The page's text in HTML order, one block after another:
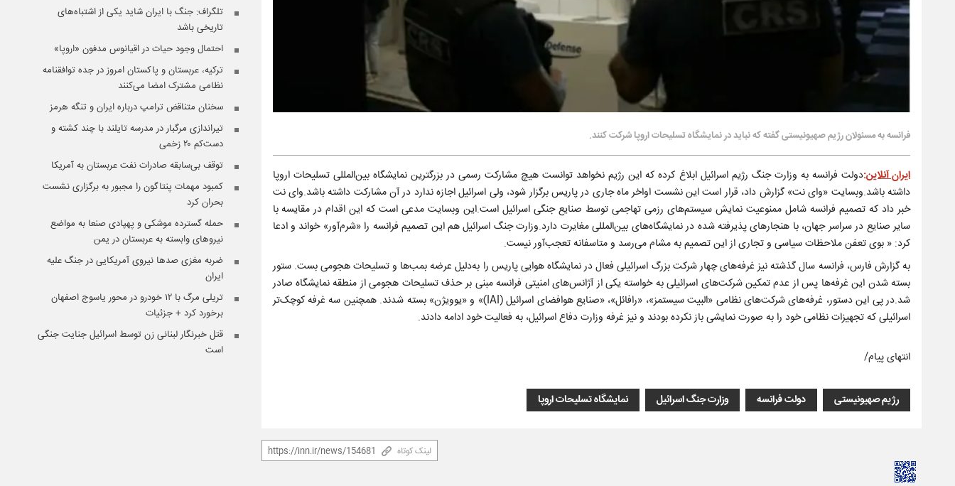
فرانسه به مسئولان رژیم صهیونیستی گفته که نباید در نمایشگاه تسلیحات اروپا شرکت کنند.
ایران آنلاین:دولت فرانسه به وزارت جنگ رژیم اسرائیل ابلاغ کرده که این رژیم نخواهد توانست هیچ مشارکت رسمی در بزرگترین نمایشگاه بین‌المللی تسلیحات اروپا
داشته باشد.وبسایت «وای نت» گزارش داد، قرار است این نشست اواخر ماه جاری در پاریس برگزار شود، ولی اسرائیل اجازه ندارد در آن مشارکت داشته باشد.وای نت
خبر داد که تصمیم فرانسه شامل ممنوعیت نمایش سیستم‌های رزمی تهاجمی توسط صنایع جنگی اسرائیل است.این وبسایت مدعی است که این اقدام در مقایسه با
سایر صنایع در سراسر جهان، با هنجارهای پذیرفته شده در نمایشگاه‌های بین‌المللی مغایرت دارد.وزارت جنگ اسرائیل هم این تصمیم فرانسه را «شرم‌آور» خواند و ادعا
کرد: « بوی تعفن ملاحظات سیاسی و تجاری از این تصمیم به مشام می‌رسد و متاسفانه تعجب‌آور نیست.
به گزارش فارس، فرانسه سال گذشته نیز غرفه‌های چهار شرکت بزرگ اسرائیلی فعال در نمایشگاه هوایی پاریس را به‌دلیل عرضه بمب‌ها و تسلیحات هجومی بست. ستور
بسته شدن این غرفه‌ها پس از عدم تمکین شرکت‌های اسرائیلی به خواسته یکی از آژانس‌های امنیتی فرانسه مبنی بر حذف تسلیحات هجومی از منطقه نمایشگاه صادر
شد.در پی این دستور، غرفه‌های شرکت‌های نظامی «البيت سیستمز»، «رافائل»، «صنایع هوافضای اسرائیل (IAI)» و «یوویژن» بسته شدند. همچنین سه غرفه کوچک‌تر
اسرائیلی که تجهیزات نظامی خود را به صورت نمایشی باز نکرده بودند و نیز غرفه وزارت دفاع اسرائیل، به فعالیت خود ادامه دادند.
انتهای پیام/
رژیم صهیونیستی دولت فرانسه وزارت جنگ اسرائیل نمایشگاه تسلیحات اروپا
لینک کوتاه
تلگراف: جنگ با ایران شاید یکی از اشتباه‌های
تاریخی باشد
احتمال وجود حیات در اقیانوس مدفون «اروپا»
ترکیه، عربستان و پاکستان امروز در جده توافقنامه
نظامی مشترک امضا می‌کنند
سخنان متناقض ترامپ درباره ایران و تنگه هرمز
تیراندازی مرگبار در مدرسه‌ تایلند با چند کشته و
دست‌کم ۲۰ زخمی
توقف بی‌سابقه صادرات نفت عربستان به آمریکا
کمبود مهمات پنتاگون را مجبور به برگزاری نشست
بحران کرد
حمله گسترده موشکی و پهپادی صنعا به مواضع
نیروهای وابسته به عربستان در یمن
ضربه مغزی صدها نیروی آمریکایی در جنگ علیه
ایران
تریلی مرگ با ۱۲ خودرو در محور یاسوج اصفهان
برخورد کرد + جزئیات
قتل خبرنگار لبنانی زن توسط اسرائیل جنایت جنگی
است